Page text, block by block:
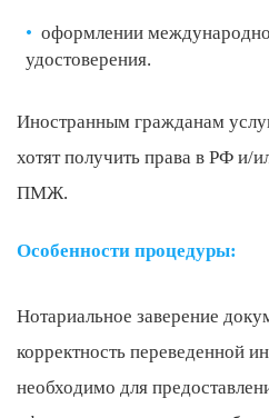
оформлении
удостоверения.
Иностранным гражданам
хотят получить права в РФ и/
ПМЖ.
Особенности процедуры:
Нотариальное заверение
корректность переведенной
необходимо для